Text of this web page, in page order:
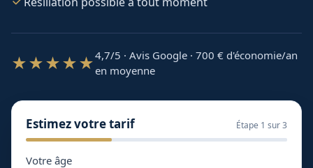
★★★★★4,7/5 · Avis Google · 700 € d'économie/an
en moyenne
Estimez votre tarif Étape 1 sur 3
Votre âge